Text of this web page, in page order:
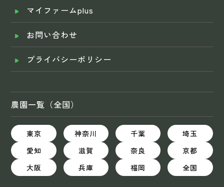
マイファームplus
お問い合わせ
プライバシーポリシー
農園一覧（全国）
東京 神奈川 千葉
埼玉
愛知
滋賀 奈良
京都
大阪
兵庫 福岡 全国